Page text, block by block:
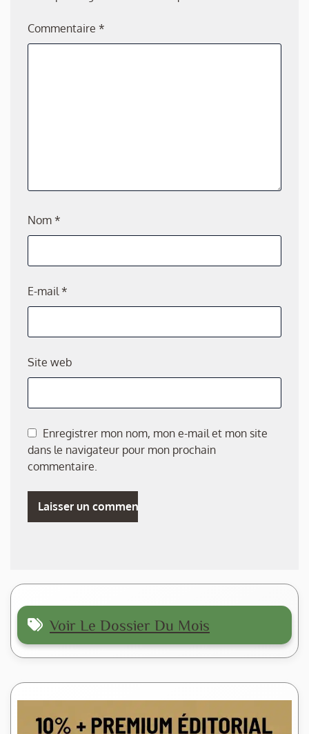
Commentaire *
Nom *
E-mail *
Site web
Enregistrer mon nom, mon e-mail et mon site
dans le navigateur pour mon prochain
commentaire.
Voir Le Dossier Du Mois